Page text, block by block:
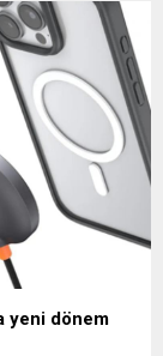
yeni dönem